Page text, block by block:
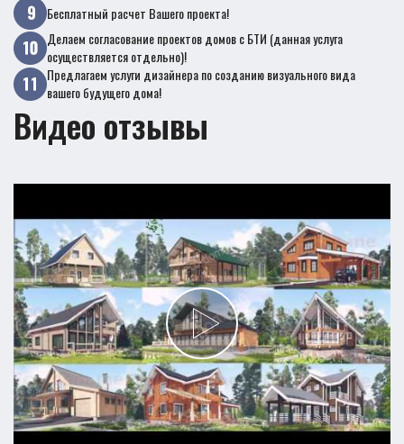
Бесплатный расчет Вашего проекта!
Делаем согласование проектов домов с БТИ (данная услуга
осуществляется отдельно)!
Предлагаем услуги дизайнера по созданию визуального вида
вашего будущего дома!
Видео отзывы